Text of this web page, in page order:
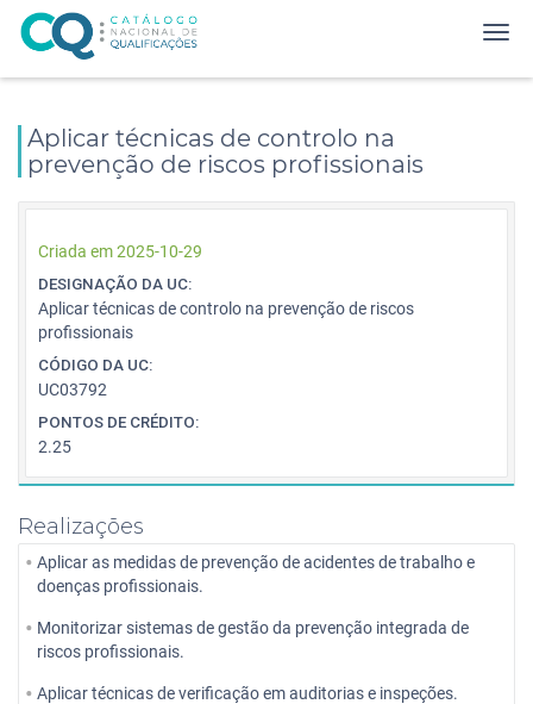
Aplicar técnicas de controlo na
prevenção de riscos profissionais
Criada em 2025-10-29
DESIGNAÇÃO DA UC:
Aplicar técnicas de controlo na prevenção de riscos
profissionais
CÓDIGO DA UC:
UC03792
PONTOS DE CRÉDITO:
2.25
Realizações
Aplicar as medidas de prevenção de acidentes de trabalho e
doenças profissionais.
Monitorizar sistemas de gestão da prevenção integrada de
riscos profissionais.
Aplicar técnicas de verificação em auditorias e inspeções.